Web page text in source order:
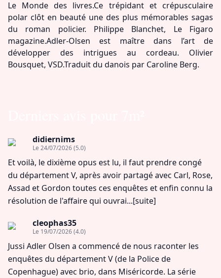
Le Monde des livres.Ce trépidant et crépusculaire
polar clôt en beauté une des plus mémorables sagas
du roman policier. Philippe Blanchet, Le Figaro
magazine.Adler-Olsen est maître dans l’art de
développer des intrigues au cordeau. Olivier
Bousquet, VSD.Traduit du danois par Caroline Berg.
didiernims
Le 24/07/2026(5.0)
Et voilà, le dixième opus est lu, il faut prendre congé
du département V, après avoir partagé avec Carl, Rose,
Assad et Gordon toutes ces enquêtes et enfin connu la
résolution de l'affaire qui ouvrai...[suite]
cleophas35
Le 19/07/2026(4.0)
Jussi Adler Olsen a commencé de nous raconter les
enquêtes du département V (de la Police de
Copenhague) avec brio, dans Miséricorde. La série